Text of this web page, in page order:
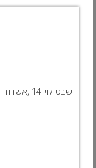
שבט לוי 14 ,אשדוד